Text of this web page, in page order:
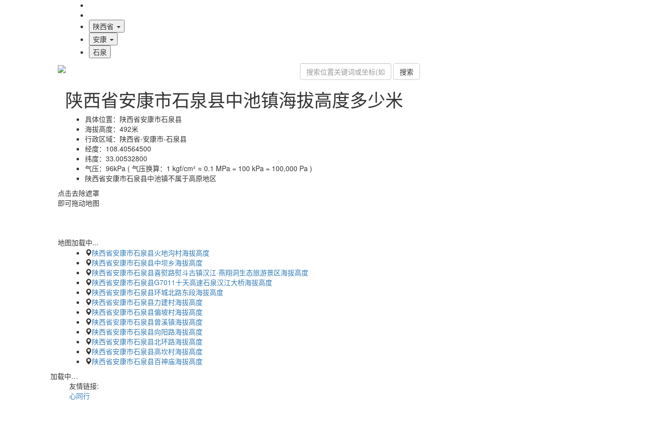
陕西省
安康
石泉
搜索
陕西省安康市石泉县中池镇海拔高度多少米
具体位置： 陕西省安康市石泉县
海拔高度： 492米
行政区域： 陕西省-安康市-石泉县
经度： 108.40564500
纬度： 33.00532800
气压： 96kPa ( 气压换算：1 kgf/cm² ≈ 0.1 MPa = 100 kPa = 100,000 Pa )
陕西省安康市石泉县中池镇不属于高原地区
点击去除遮罩
即可拖动地图
地图加载中...
陕西省安康市石泉县火地沟村海拔高度
陕西省安康市石泉县中坝乡海拔高度
陕西省安康市石泉县喜熨路熨斗古镇汉江·燕翔洞生态旅游景区海拔高度
陕西省安康市石泉县G7011十天高速石泉汉江大桥海拔高度
陕西省安康市石泉县环城北路东段海拔高度
陕西省安康市石泉县力建村海拔高度
陕西省安康市石泉县偏坡村海拔高度
陕西省安康市石泉县曾溪镇海拔高度
陕西省安康市石泉县向阳路海拔高度
陕西省安康市石泉县北环路海拔高度
陕西省安康市石泉县高坎村海拔高度
陕西省安康市石泉县百神庙海拔高度
加载中…
友情链接:
心同行